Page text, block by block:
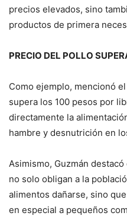
precios elevados, sino
productos de primera
PRECIO DEL POLLO
Como ejemplo, mencionó
supera los 100 pesos por
directamente la
hambre y desnutrición en
Asimismo, Guzmán
no solo obligan a la
alimentos dañarse, sino
en especial a pequeños